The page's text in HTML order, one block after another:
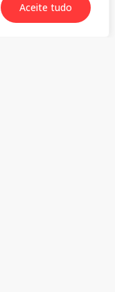
Aceite tudo